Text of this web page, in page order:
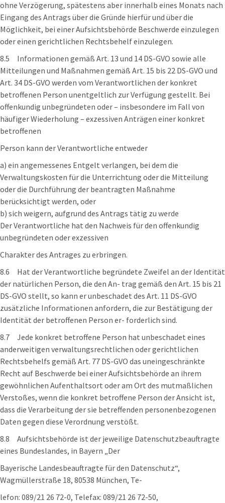
ohne Verzögerung, spätestens aber innerhalb eines Monats nach
Eingang des Antrags über die Gründe hierfür und über die
Möglichkeit, bei einer Aufsichtsbehörde Beschwerde einzulegen
oder einen gerichtlichen Rechtsbehelf einzulegen.
8.5 Informationen gemäß Art. 13 und 14 DS-GVO sowie alle
Mitteilungen und Maßnahmen gemäß Art. 15 bis 22 DS-GVO und
Art. 34 DS-GVO werden vom Verantwortlichen der konkret
betroffenen Person unentgeltlich zur Verfügung gestellt. Bei
offenkundig unbegründeten oder – insbesondere im Fall von
häufiger Wiederholung – exzessiven Anträgen einer konkret
betroffenen
Person kann der Verantwortliche entweder
a) ein angemessenes Entgelt verlangen, bei dem die
Verwaltungskosten für die Unterrichtung oder die Mitteilung
oder die Durchführung der beantragten Maßnahme
berücksichtigt werden, oder
b) sich weigern, aufgrund des Antrags tätig zu werde
Der Verantwortliche hat den Nachweis für den offenkundig
unbegründeten oder exzessiven
Charakter des Antrages zu erbringen.
8.6 Hat der Verantwortliche begründete Zweifel an der Identität
der natürlichen Person, die den An- trag gemäß den Art. 15 bis 21
DS-GVO stellt, so kann er unbeschadet des Art. 11 DS-GVO
zusätzliche Informationen anfordern, die zur Bestätigung der
Identität der betroffenen Person er- forderlich sind.
8.7 Jede konkret betroffene Person hat unbeschadet eines
anderweitigen verwaltungsrechtlichen oder gerichtlichen
Rechtsbehelfs gemäß Art. 77 DS-GVO das uneingeschränkte
Recht auf Beschwerde bei einer Aufsichtsbehörde an ihrem
gewöhnlichen Aufenthaltsort oder am Ort des mutmaßlichen
Verstoßes, wenn die konkret betroffene Person der Ansicht ist,
dass die Verarbeitung der sie betreffenden personenbezogenen
Daten gegen diese Verordnung verstößt.
8.8 Aufsichtsbehörde ist der jeweilige Datenschutzbeauftragte
eines Bundeslandes, in Bayern „Der
Bayerische Landesbeauftragte für den Datenschutz“,
Wagmüllerstraße 18, 80538 München, Te-
lefon: 089/21 26 72-0, Telefax: 089/21 26 72-50,